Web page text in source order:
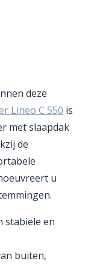
deze
Lineo C 550 is
met slaapdak
de
u
stabiele en
buiten,